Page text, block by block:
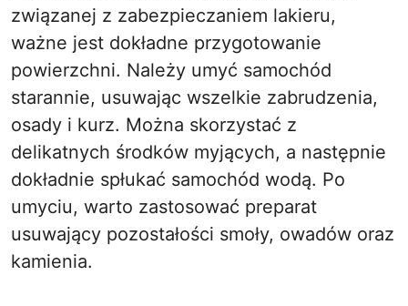
związanej z zabezpieczaniem lakieru,
ważne jest dokładne przygotowanie
powierzchni. Należy umyć samochód
starannie, usuwając wszelkie zabrudzenia,
osady i kurz. Można skorzystać z
delikatnych środków myjących, a następnie
dokładnie spłukać samochód wodą. Po
umyciu, warto zastosować preparat
usuwający pozostałości smoły, owadów oraz
kamienia.